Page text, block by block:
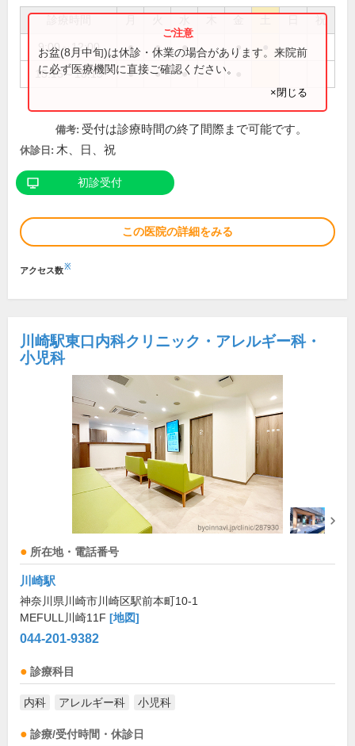
祝
9:00～12:00 ● ● ● ●
15:15～18:15 ● ● ●
お盆(8月中旬)は休診・休業の場合があります。来院前
に必ず医療機関に直接ご確認ください。
×閉じる
備考: 受付は診療時間の終了間際まで可能です。
休診日: 木、日、祝
初診受付
この医院の詳細をみる
アクセス数※
川崎駅東口内科クリニック・アレルギー科・
小児科
所在地・電話番号
川崎駅
神奈川県川崎市川崎区駅前本町10-1
MEFULL川崎11F [地図]
044-201-9382
診療科目
内科 アレルギー科 小児科
診療/受付時間・休診日